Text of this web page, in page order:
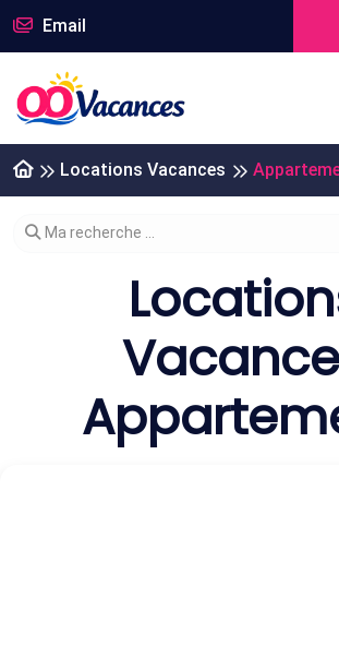
Email
Locations Vacances
Modifier votre recherche
Ma recherche ...